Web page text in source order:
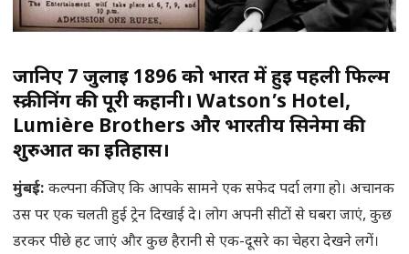
जानिए 7 जुलाई 1896 को भारत में हुई पहली फिल्म
स्क्रीनिंग की पूरी कहानी। Watson’s Hotel,
Lumière Brothers और भारतीय सिनेमा की
शुरुआत का इतिहास।
मुंबई: कल्पना कीजिए कि आपके सामने एक सफेद पर्दा लगा हो। अचानक
उस पर एक चलती हुई ट्रेन दिखाई दे। लोग अपनी सीटों से घबरा जाएं, कुछ
डरकर पीछे हट जाएं और कुछ हैरानी से एक-दूसरे का चेहरा देखने लगें।